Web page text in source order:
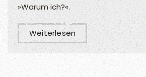
»Warum ich?«.
Weiterlesen